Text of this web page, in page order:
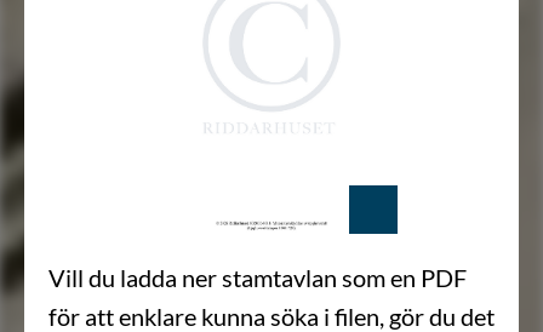
Vill du ladda ner stamtavlan som en PDF
för att enklare kunna söka i filen, gör du det